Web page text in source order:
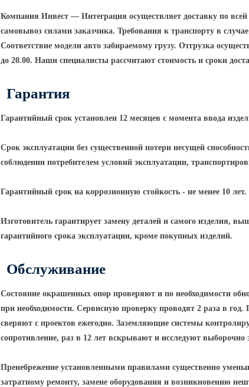
Компания Инвест — Интеграция осуществляет доставку по
самовывоз силами заказчика. Требования к транспорту в
Соответствие модели авто забираемому грузу. Отгрузка
до 20.00. Наши специалисты рассчитают стоимость и сроки
Гарантия
Гарантийный срок установлен 12 месяцев с момента ввода
Срок эксплуатации без существенной потери несущей
соблюдении потребителем условий эксплуатации,
Гарантийный срок на коррозионную стойкость - не менее 10 лет.
Изготовитель гарантирует замену деталей и самого изделия,
гарантийного срока эксплуатации, кроме покупных изделий.
Обслуживание
Состояние окрашенных опор проверяют и по необходимости
при необходимости. Сервисную проверку проводят 2 раза в
сверяют с проектов ежегодно. Заземляющие системы
сопротивление, раз в 12 лет вскрывают и исследуют
Пренебрежение установленными правилами существенно
затратному ремонту, замене оборудования и возникновению